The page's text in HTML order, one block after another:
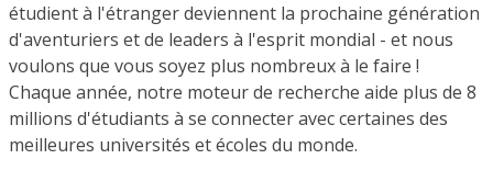
étudient à l'étranger deviennent la prochaine génération
d'aventuriers et de leaders à l'esprit mondial - et nous
voulons que vous soyez plus nombreux à le faire !
Chaque année, notre moteur de recherche aide plus de 8
millions d'étudiants à se connecter avec certaines des
meilleures universités et écoles du monde.